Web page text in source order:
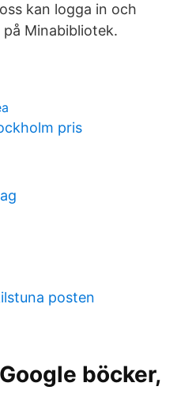
kan logga in och
Minabibliotek.
pris
posten
böcker,